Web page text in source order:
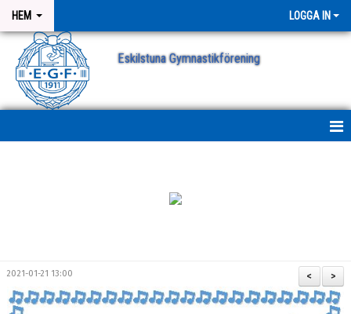
HEM LOGGA IN
Eskilstuna Gymnastikförening
>
<
2021-01-21 13:00